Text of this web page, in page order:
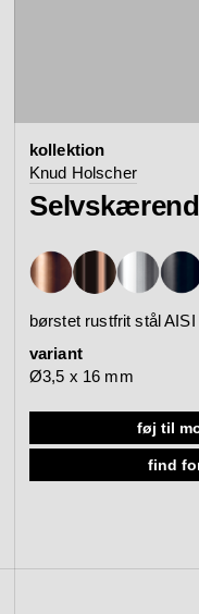
se kategori
Arne
se kollektion
Tom Dixon
kontakt
se alle
forhandlere
mood
search
kollektion
Knud Holscher
børstet rustfrit stål AISI
variant
Ø3,5 x 16 mm
føj til
find